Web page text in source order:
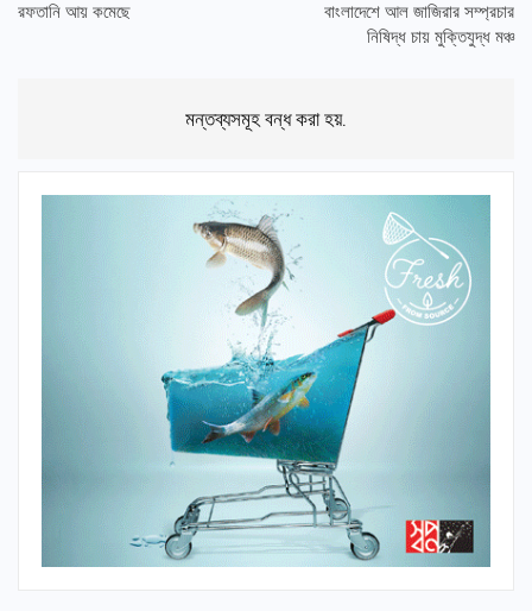
রফতানি আয় কমেছে
বাংলাদেশে আল জাজিরার সম্প্রচার
নিষিদ্ধ চায় মুক্তিযুদ্ধ মঞ্চ
মন্তব্যসমূহ বন্ধ করা হয়.